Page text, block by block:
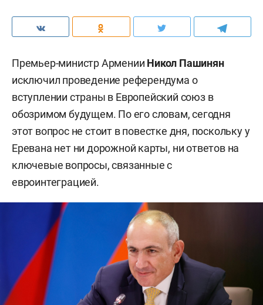
Премьер-министр Армении Никол Пашинян
исключил проведение референдума о
вступлении страны в Европейский союз в
обозримом будущем. По его словам, сегодня
этот вопрос не стоит в повестке дня, поскольку у
Еревана нет ни дорожной карты, ни ответов на
ключевые вопросы, связанные с
евроинтеграцией.